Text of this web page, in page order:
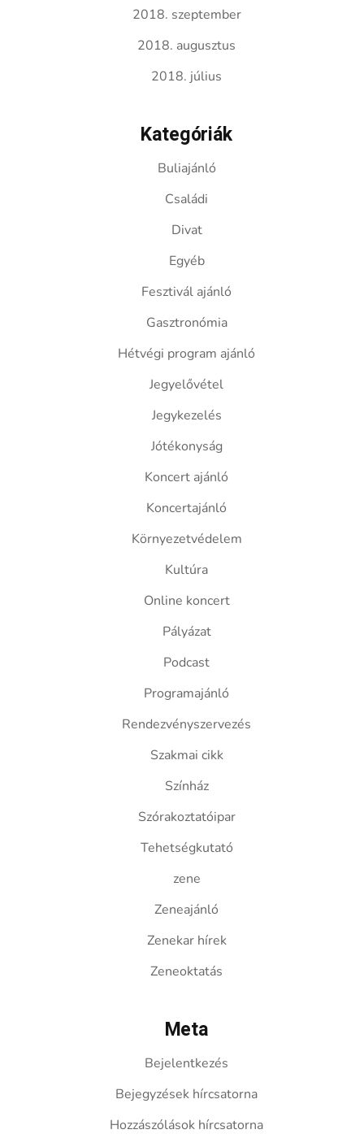
2018. szeptember
2018. augusztus
2018. július
Kategóriák
Buliajánló
Családi
Divat
Egyéb
Fesztivál ajánló
Gasztronómia
Hétvégi program ajánló
Jegyelővétel
Jegykezelés
Jótékonyság
Koncert ajánló
Koncertajánló
Környezetvédelem
Kultúra
Online koncert
Pályázat
Podcast
Programajánló
Rendezvényszervezés
Szakmai cikk
Színház
Szórakoztatóipar
Tehetségkutató
zene
Zeneajánló
Zenekar hírek
Zeneoktatás
Meta
Bejelentkezés
Bejegyzések hírcsatorna
Hozzászólások hírcsatorna